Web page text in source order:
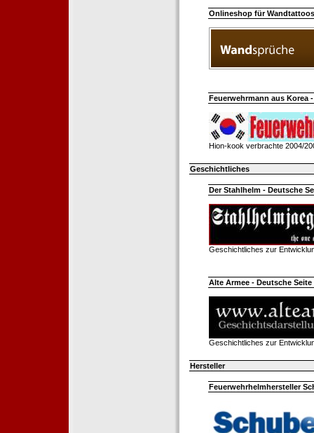
Onlineshop für Wandtattoos
Feuerwehrmann aus Korea
Hion-kook verbrachte 2004/
Geschichtliches
Der Stahlhelm - Deutsche
Geschichtliches zur
Alte Armee - Deutsche Seite
Geschichtliches zur
Hersteller
Feuerwehrhelmhersteller